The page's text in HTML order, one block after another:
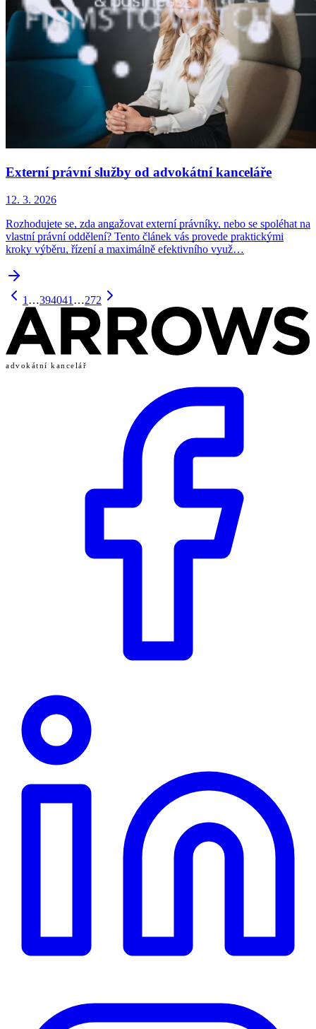
Externí právní služby od advokátní kanceláře
12. 3. 2026
Rozhodujete se, zda angažovat externí právníky, nebo se spoléhat na
vlastní právní oddělení? Tento článek vás provede praktickými
kroky výběru, řízení a maximálně efektivního využ…
1 …394041 …272
advokátní kancelář